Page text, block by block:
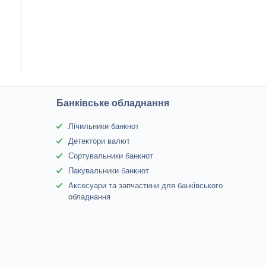
Банківське обладнання
Лічильники банкнот
Детектори валют
Сортувальники банкнот
Пакувальники банкнот
Аксесуари та запчастини для банківського
обладнання